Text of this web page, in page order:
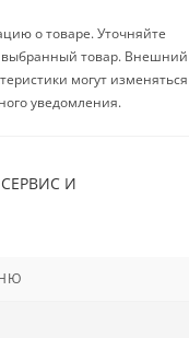
о товаре. Уточняйте
товар. Внешний
могут изменяться
уведомления.